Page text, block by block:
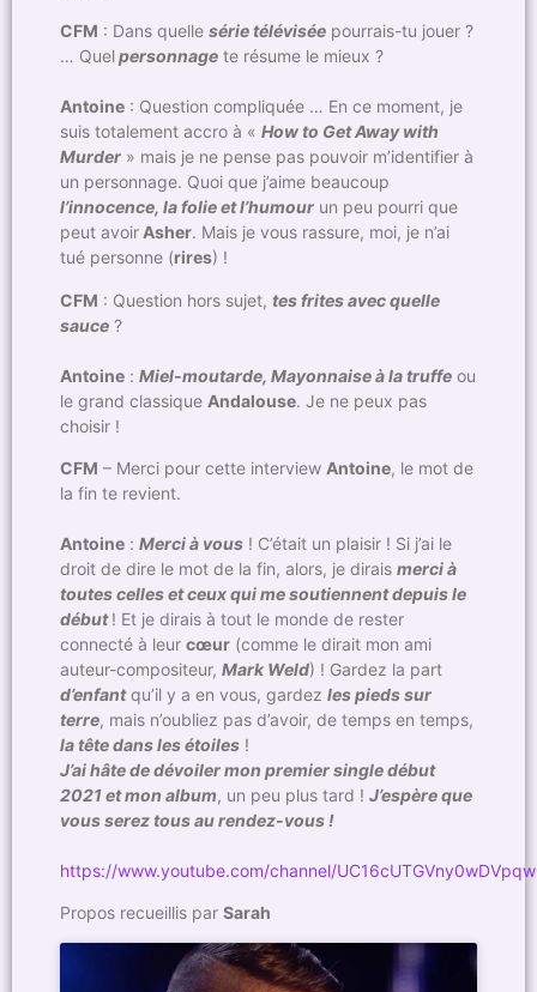
CFM : Dans quelle série télévisée pourrais-tu jouer ?
… Quelpersonnage te résume le mieux ?
Antoine : Question compliquée … En ce moment, je
suis totalement accro à « How to Get Away with
Murder » mais je ne pense pas pouvoir m’identifier à
un personnage. Quoi que j’aime beaucoup
l’innocence, la folie et l’humour un peu pourri que
peut avoir Asher. Mais je vous rassure, moi, je n’ai
tué personne (rires) !
CFM : Question hors sujet, tes frites avec quelle
sauce ?
Antoine : Miel-moutarde, Mayonnaise à la truffe ou
le grand classique Andalouse. Je ne peux pas
choisir !
CFM – Merci pour cette interview Antoine, le mot de
la fin te revient.
Antoine : Merci à vous ! C’était un plaisir ! Si j’ai le
droit de dire le mot de la fin, alors, je dirais merci à
toutes celles et ceux qui me soutiennent depuis le
début! Et je dirais à tout le monde de rester
connecté à leur cœur (comme le dirait mon ami
auteur-compositeur, Mark Weld) ! Gardez la part
d’enfantqu’il y a en vous, gardez les pieds sur
terre, mais n’oubliez pas d’avoir, de temps en temps,
la tête dans les étoiles !
J’ai hâte de dévoiler mon premier single début
2021 et mon album, un peu plus tard ! J’espère que
vous serez tous au rendez-vous !
https://www.youtube.com/channel/
Propos recueillis par Sarah